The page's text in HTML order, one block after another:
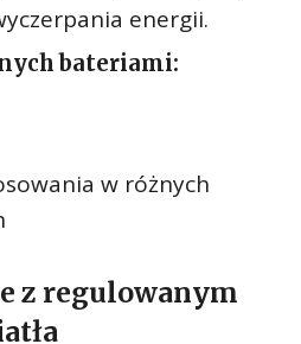
energii.
bateriami:
w różnych
z regulowanym